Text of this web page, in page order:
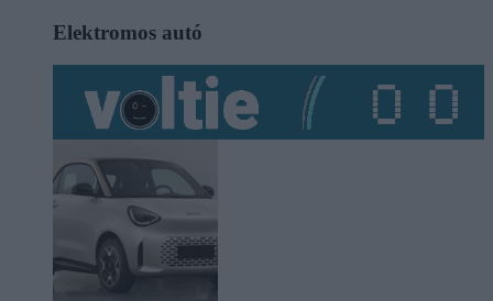
Elektromos autó